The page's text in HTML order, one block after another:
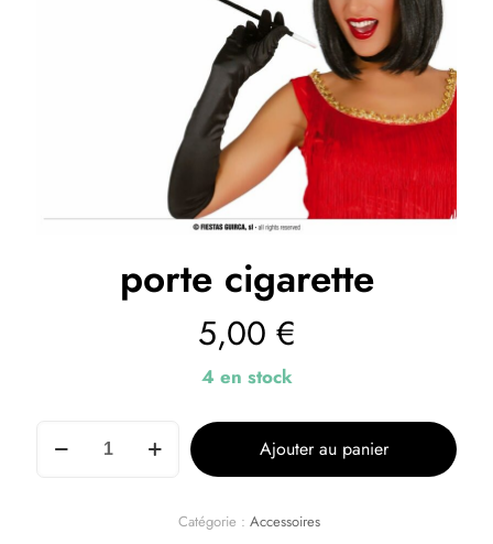
porte cigarette
5,00 €
4 en stock
Ajouter au panier
Catégorie : Accessoires